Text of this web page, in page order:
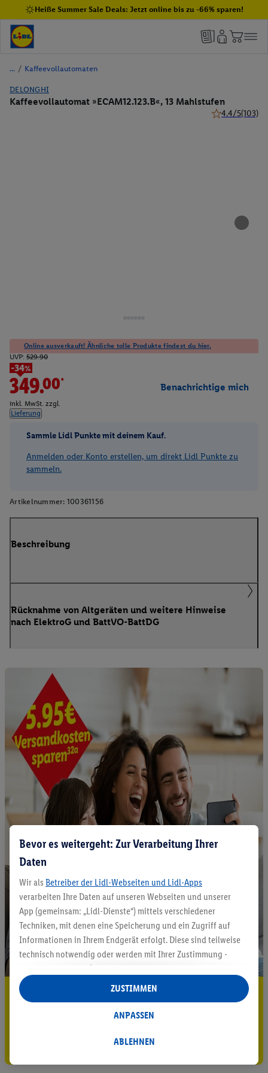
Heiße Summer Sale Deals: Jetzt online bis zu -66% sparen!
/ Kaffeevollautomaten
DELONGHI
Kaffeevollautomat »ECAM12.123.B«, 13 Mahlstufen
4.4/5(103)
Online ausverkauft! Ähnliche tolle Produkte findest du hier.
UVP: 529.90
-34%
349.00*
inkl. MwSt. zzgl.
Lieferung
Benachrichtige mich
Sammle Lidl Punkte mit deinem Kauf.
Anmelden oder Konto erstellen, um direkt Lidl Punkte zu
sammeln.
Artikelnummer: 100361156
Beschreibung
Rücknahme von Altgeräten und weitere Hinweise
nach ElektroG und BattVO-BattDG
5.95 € Versand sparen³²ᵃ
Jetzt zum Newsletter anmelden
Gutschein sichern!
Bevor es weitergeht: Zur Verarbeitung Ihrer
Daten
Wir als Betreiber der Lidl-Webseiten und Lidl-Apps
verarbeiten Ihre Daten auf unseren Webseiten und unserer
App (gemeinsam: „Lidl-Dienste“) mittels verschiedener
Techniken, mit denen eine Speicherung und ein Zugriff auf
Informationen in Ihrem Endgerät erfolgt. Diese sind teilweise
technisch notwendig oder werden mit Ihrer Zustimmung -
auch durch Partner (u.a.
Verantwortliche; im Zusammenhang mit dem IAB TCF
insgesamt
Statistik-Erstellung oder für personalisierte Werbung
Datenverarbeitungen für personalisierte Werbung werden
ABLEHNEN
ANPASSEN
ZUSTIMMEN